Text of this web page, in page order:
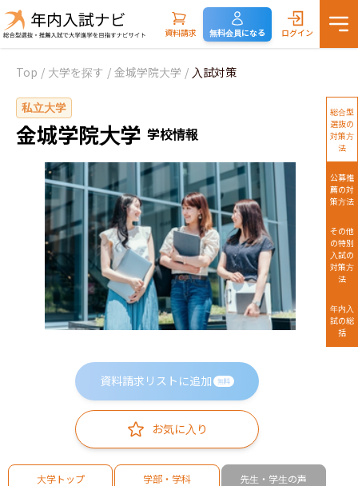
資料請求 無料会員になる ログイン
Top / 大学を探す / 金城学院大学 / 入試対策
私立大学
金城学院大学 学校情報
資料請求リストに追加 無料
お気に入り
大学トップ 学部・学科 先生・学生の声
総合型
選抜の
対策方
法
公募推
薦の対
策方法
その他
の特別
入試の
対策方
法
年内入
試の総
括